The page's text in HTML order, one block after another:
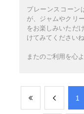
プレーンスコーン
が、ジャムやクリ
をお楽しみいただ
けてみてくださいね
またのご利用を心
​1